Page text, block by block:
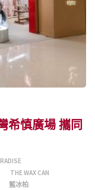
希慎廣場 攜同
THE WAX CAN
藍冰柏